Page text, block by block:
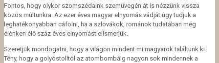
Fontos, hogy olykor szomszédaink szemüvegén át is nézzünk vissza
közös múltunkra. Az ezer éves magyar elnyomás vádját úgy tudjuk a
leghatékonyabban cáfolni, ha a szlovákok, románok tudatában még
élénken élő száz éves elnyomást elismerjük.
Szeretjük mondogatni, hogy a világon mindent mi magyarok találtunk ki.
Tény, hogy a golyóstolltól az atombombáig nagyon sok mindennek a